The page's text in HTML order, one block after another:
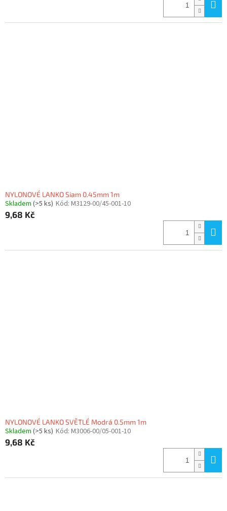
NYLONOVÉ LANKO Siam 0.45mm 1m
Skladem (>5 ks) Kód: M3129-00/45-001-10
9,68 Kč
NYLONOVÉ LANKO SVĚTLÉ Modrá 0.5mm 1m
Skladem (>5 ks) Kód: M3006-00/05-001-10
9,68 Kč